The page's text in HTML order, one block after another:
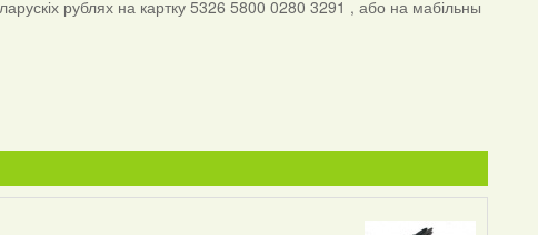
рублях на картку 5326 5800 0280 3291 , або на мабільны